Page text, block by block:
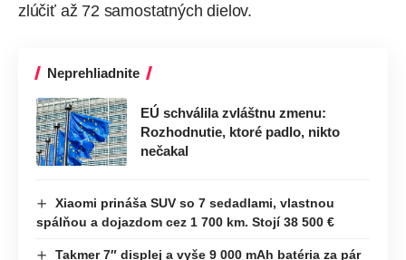
zlúčiť až 72 samostatných dielov.
Neprehliadnite
EÚ schválila zvláštnu zmenu:
Rozhodnutie, ktoré padlo, nikto
nečakal
Xiaomi prináša SUV so 7 sedadlami, vlastnou
spálňou a dojazdom cez 1 700 km. Stojí 38 500 €
Takmer 7″ displej a vyše 9 000 mAh batéria za pár